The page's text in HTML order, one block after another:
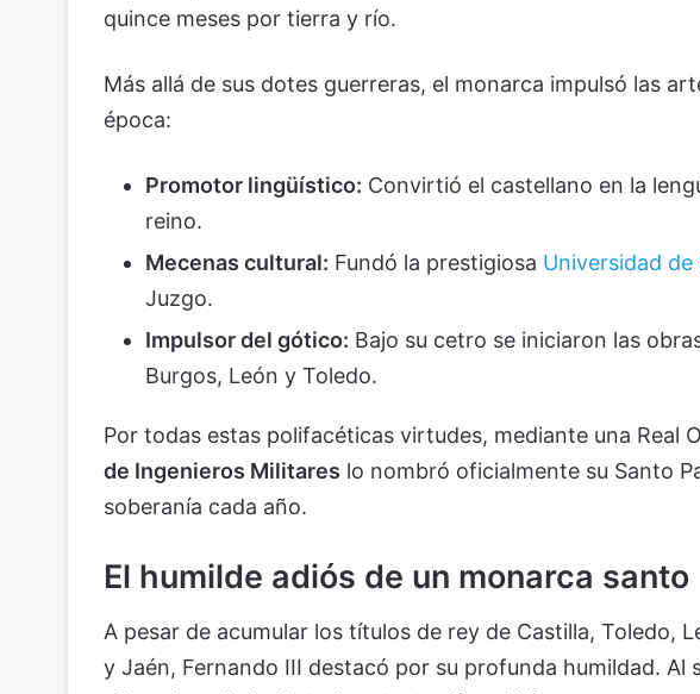
quince meses por tierra y río.
Más allá de sus dotes guerreras, el monarca impulsó las
época:
Promotor lingüístico: Convirtió el castellano en la
reino.
Mecenas cultural: Fundó la prestigiosa Universidad de
Juzgo.
Impulsor del gótico: Bajo su cetro se iniciaron las
Burgos, León y Toledo.
Por todas estas polifacéticas virtudes, mediante una Real
de Ingenieros Militares lo nombró oficialmente su Santo
soberanía cada año.
El humilde adiós de un monarca santo
A pesar de acumular los títulos de rey de Castilla, Toledo,
y Jaén, Fernando III destacó por su profunda humildad. Al